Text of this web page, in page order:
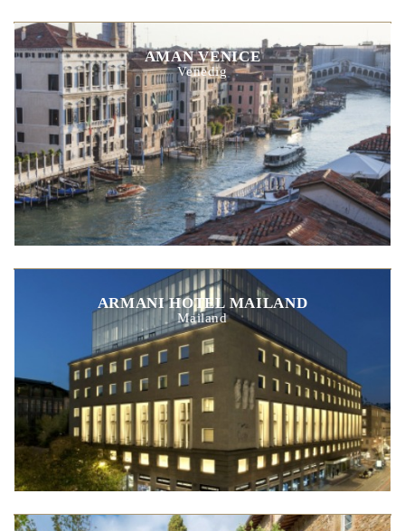
AMAN VENICE
Venedig
ARMANI HOTEL MAILAND
Mailand